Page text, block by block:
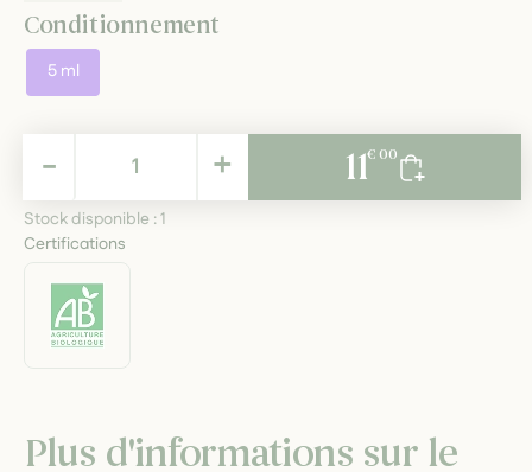
Conditionnement
5 ml
11,00 € +
- 11€ 00
Stock disponible :1
Certifications
Plus d'informations sur le